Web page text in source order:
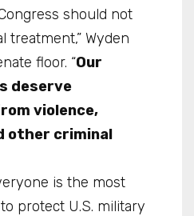
should not
treatment,” Wyden
floor. “Our
deserve
violence,
other criminal
is the most
protect U.S. military